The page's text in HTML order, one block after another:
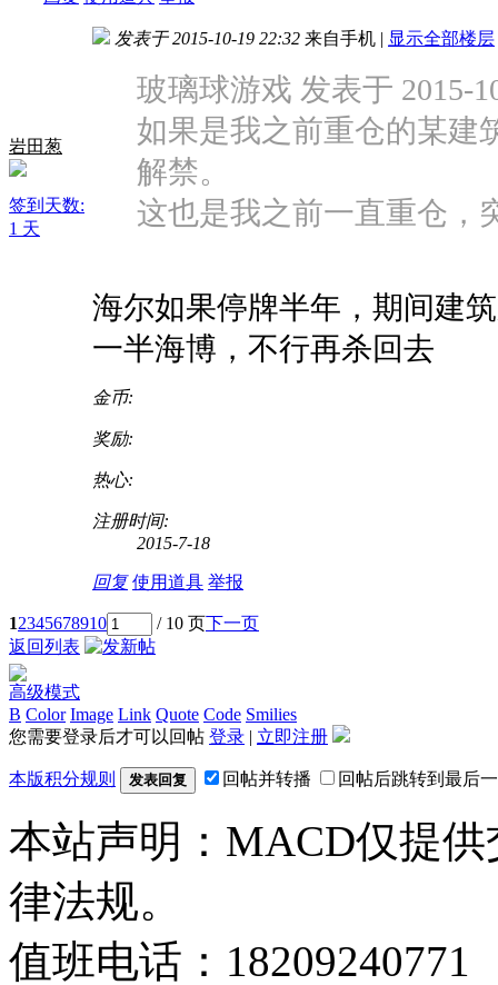
岩田葱
签到天数:
1 天
发表于 2015-10-19 22:32 来自手机 | 显示全部楼层
玻璃球游戏 发表于 2015-
如果是我之前重仓的某建
解禁。
这也是我之前一直重仓，
海尔如果停牌半年，期间建
一半海博，不行再杀回去
金币:
奖励:
热心:
注册时间:
2015-7-18
回复 使用道具 举报
12345678910 / 10 页下一页
返回列表
高级模式
B Color Image Link Quote Code Smilies
您需要登录后才可以回帖 登录 | 立即注册
本版积分规则 发表回复 回帖并转播 回帖后跳转到最后
本站声明：MACD仅提
律法规。
值班电话：